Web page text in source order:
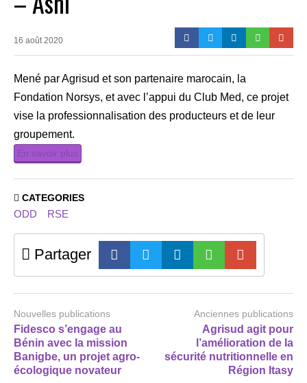
16 août 2020
Mené par Agrisud et son partenaire marocain, la
Fondation Norsys, et avec l’appui du Club Med, ce projet
vise la professionnalisation des producteurs et de leur
groupement.
En savoir plus
CATEGORIES
ODD RSE
Partager
Nouvelles publications
Fidesco s’engage au
Bénin avec la mission
Banigbe, un projet agro-
écologique novateur
Anciennes publications
Agrisud agit pour
l’amélioration de la
sécurité nutritionnelle en
Région Itasy